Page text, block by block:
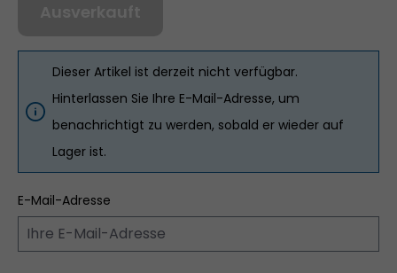
Dieser Artikel ist derzeit nicht verfügbar.
Hinterlassen Sie Ihre E-Mail-Adresse, um
benachrichtigt zu werden, sobald er wieder auf
Lager ist.
E-Mail-Adresse